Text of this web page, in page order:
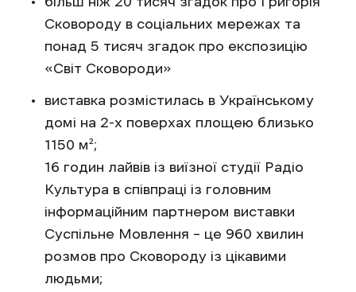
Сковороду в соціальних мережах та
понад 5 тисяч згадок про експозицію
«Світ Сковороди»
виставка розмістилась в Українському
домі на 2-х поверхах площею близько
1150 м²;
16 годин лайвів із виїзної студії Радіо
Культура в співпраці із головним
інформаційним партнером виставки
Суспільне Мовлення – це 960 хвилин
розмов про Сковороду із цікавими
людьми;